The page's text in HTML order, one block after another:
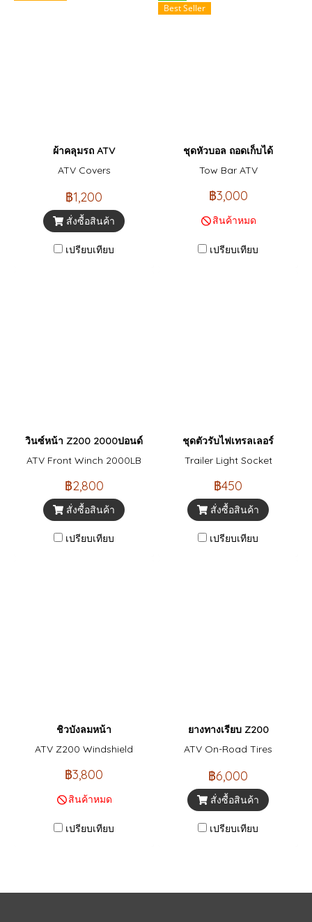
ผ้าคลุมรถ ATV
ATV Covers
฿1,200
สั่งซื้อสินค้า
เปรียบเทียบ
Best Seller
ชุดหัวบอล ถอดเก็บได้
Tow Bar ATV
฿3,000
สินค้าหมด
เปรียบเทียบ
วินซ์หน้า Z200 2000ปอนด์
ATV Front Winch 2000LB
฿2,800
สั่งซื้อสินค้า
เปรียบเทียบ
ชุดตัวรับไฟเทรลเลอร์
Trailer Light Socket
฿450
สั่งซื้อสินค้า
เปรียบเทียบ
ชิวบังลมหน้า
ATV Z200 Windshield
฿3,800
สินค้าหมด
เปรียบเทียบ
ยางทางเรียบ Z200
ATV On-Road Tires
฿6,000
สั่งซื้อสินค้า
เปรียบเทียบ